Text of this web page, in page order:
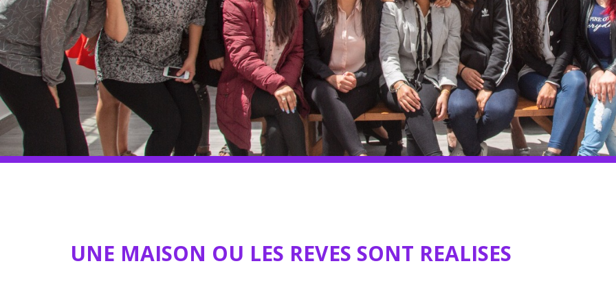
Soutien pendant votre grossesse
Galeries de notre maison
Les racines
Nos amis
Association
Nous
S'abonner
Les
UNE MAISON OU LES REVES SONT REALISES